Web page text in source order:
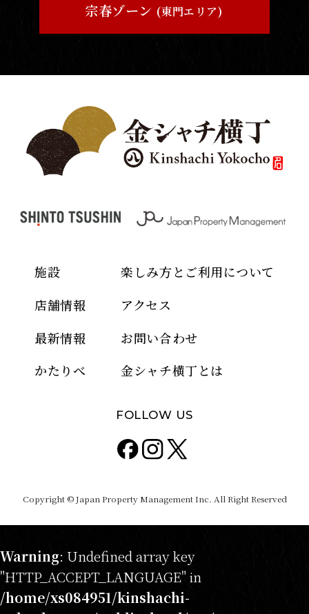
宗春ゾーン (東門エリア)
施設
楽しみ方とご利用について
店舗情報
アクセス
最新情報
お問い合わせ
かたりべ
金シャチ横丁とは
FOLLOW US
Copyright © Japan Property Management Inc. All Right Reserved
Warning: Undefined array key
"HTTP_ACCEPT_LANGUAGE" in
/home/xs084951/kinshachi-